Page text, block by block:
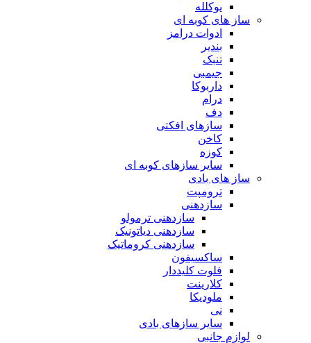
یوکلله
ساز های کوبه ای
ادوات درامز
بندیر
تنبک
جیمبی
داربوکا
درام
دف
سازهای افکتی
کاخن
کوزه
سایر سازهای کوبه ای
ساز های بادی
ترومپت
سازدهنی
سازدهنی ترمولو
سازدهنی دیاتونیک
سازدهنی کروماتیک
ساکسیفون
فلوت کلیددار
کلارینت
ملودیکا
نی
سایر سازهای بادی
لوازم جانبی